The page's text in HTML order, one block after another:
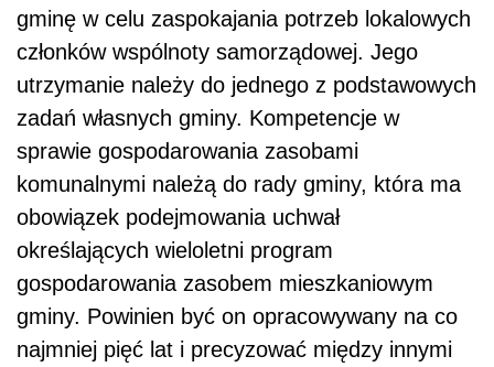
gminę w celu zaspokajania potrzeb lokalowych
członków wspólnoty samorządowej. Jego
utrzymanie należy do jednego z podstawowych
zadań własnych gminy. Kompetencje w
sprawie gospodarowania zasobami
komunalnymi należą do rady gminy, która ma
obowiązek podejmowania uchwał
określających wieloletni program
gospodarowania zasobem mieszkaniowym
gminy. Powinien być on opracowywany na co
najmniej pięć lat i precyzować między innymi